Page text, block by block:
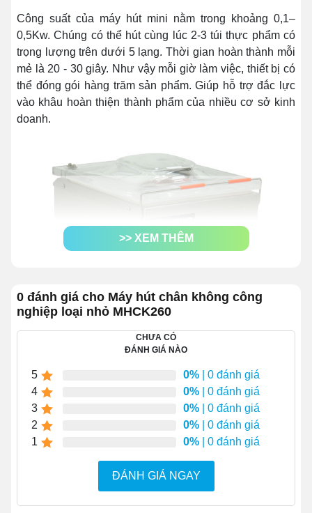
Công suất của máy hút mini nằm trong khoảng 0,1–
0,5Kw. Chúng có thể hút cùng lúc 2-3 túi thực phẩm có
trọng lượng trên dưới 5 lạng. Thời gian hoàn thành mỗi
mẻ là 20 - 30 giây. Như vậy mỗi giờ làm việc, thiết bị có
thể đóng gói hàng trăm sản phẩm. Giúp hỗ trợ đắc lực
vào khâu hoàn thiện thành phẩm của nhiều cơ sở kinh
doanh.
Nhờ công năng hoàn hảo, chúng trở thành loại máy
chuyên dùng cho các địa chỉ bán hàng vận hành chuyên
nghiệp, có quy mô vừa và nhỏ.
Cụ thể là các trường
hợp sau đây:
Buôn bán các loại thịt gia súc, gia cầm, thủy hải
sản
Kinh doanh online đồ khô (chè, gạo, đậu, lạc…)
Phân phối dược mỹ phẩm
>> XEM THÊM
0 đánh giá cho Máy hút chân không công
nghiệp loại nhỏ MHCK260
CHƯA CÓ
ĐÁNH GIÁ NÀO
5 0% | 0 đánh giá
4
0% | 0 đánh giá
3
0% | 0 đánh giá
2
0% | 0 đánh giá
1
0% | 0 đánh giá
ĐÁNH GIÁ NGAY